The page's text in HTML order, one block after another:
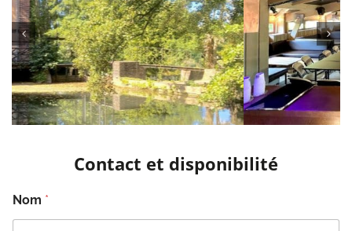
Contact et disponibilité
Nom *